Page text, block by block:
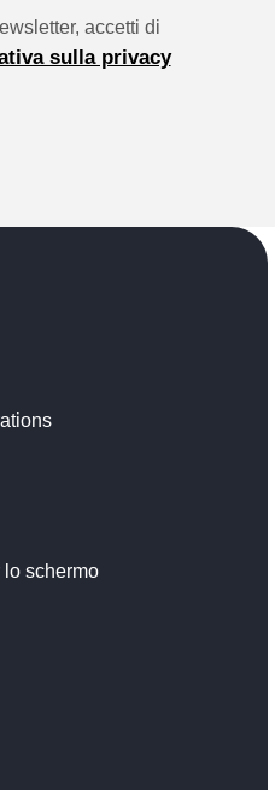
accetti di
sulla privacy
lo schermo